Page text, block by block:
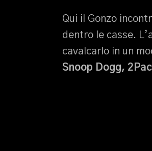
Qui il Gonzo
dentro le casse.
cavalcarlo in un
Snoop Dogg,